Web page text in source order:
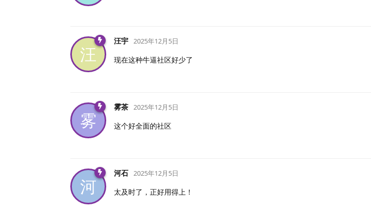
汪
汪宇 2025年12月5日
现在这种牛逼社区好少了
雾
雾茶 2025年12月5日
这个好全面的社区
河
河石 2025年12月5日
太及时了，正好用得上！